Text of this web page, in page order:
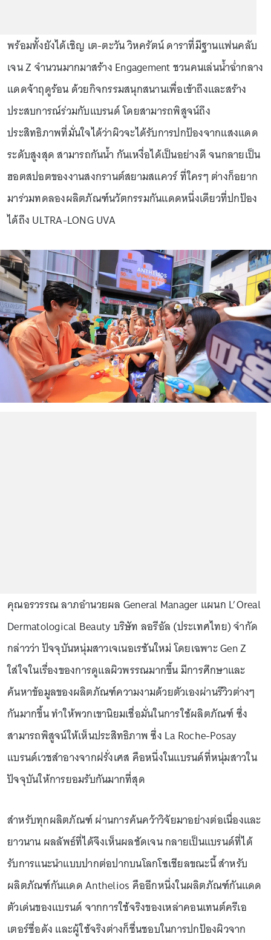
พร้อมทั้งยังได้เชิญ เต-ตะวัน วิหครัตน์ ดาราที่มีฐานแฟนคลับ
เจน Z จำนวนมากมาสร้าง Engagement ชวนคนเล่นน้ำฉ่ำกลาง
แดดจ้าฤดูร้อน ด้วยกิจกรรมสนุกสนานเพื่อเข้าถึงและสร้าง
ประสบการณ์ร่วมกับแบรนด์ โดยสามารถพิสูจน์ถึง
ประสิทธิภาพที่มั่นใจได้ว่าผิวจะได้รับการปกป้องจากแสงแดด
ระดับสูงสุด สามารถกันน้ำ กันเหงื่อได้เป็นอย่างดี จนกลายเป็น
ฮอตสปอตของงานสงกรานต์สยามสแควร์ ที่ใครๆ ต่างก็อยาก
มาร่วมทดลองผลิตภัณฑ์นวัตกรรมกันแดดหนึ่งเดียวที่ปกป้อง
ได้ถึง ULTRA-LONG UVA
คุณอรวรรณ ลาภอำนวยผล General Manager แผนก L’Oreal
Dermatological Beauty บริษัท ลอรีอัล (ประเทศไทย) จำกัด
กล่าวว่า ปัจจุบันหนุ่มสาวเจเนอเรชันใหม่ โดยเฉพาะ Gen Z
ใส่ใจในเรื่องของการดูแลผิวพรรณมากขึ้น มีการศึกษาและ
ค้นหาข้อมูลของผลิตภัณฑ์ความงามด้วยตัวเองผ่านรีวิวต่างๆ
กันมากขึ้น ทำให้พวกเขานิยมเชื่อมั่นในการใช้ผลิตภัณฑ์ ซึ่ง
สามารถพิสูจน์ให้เห็นประสิทธิภาพ ซึ่ง La Roche-Posay
แบรนด์เวชสำอางจากฝรั่งเศส คือหนึ่งในแบรนด์ที่หนุ่มสาวใน
ปัจจุบันให้การยอมรับกันมากที่สุด
สำหรับทุกผลิตภัณฑ์ ผ่านการค้นคว้าวิจัยมาอย่างต่อเนื่องและ
ยาวนาน ผลลัพธ์ที่ได้จึงเห็นผลชัดเจน กลายเป็นแบรนด์ที่ได้
รับการแนะนำแบบปากต่อปากบนโลกโซเชียลขณะนี้ สำหรับ
ผลิตภัณฑ์กันแดด Anthelios คืออีกหนึ่งในผลิตภัณฑ์กันแดด
ตัวเด่นของแบรนด์ จากการใช้จริงของเหล่าคอนเทนต์ครีเอ
เตอร์ชื่อดัง และผู้ใช้จริงต่างก็ชื่นชอบในการปกป้องผิวจาก